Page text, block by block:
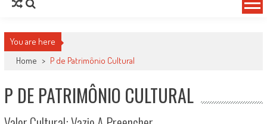
You are here
Home > P de Patrimônio Cultural
P DE PATRIMÔNIO CULTURAL